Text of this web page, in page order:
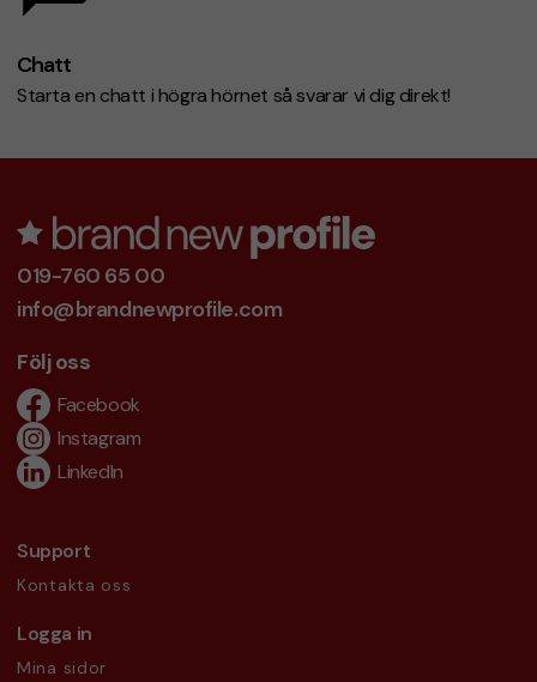
Chatt
Starta en chatt i högra hörnet så svarar vi dig direkt!
019-760 65 00
info@brandnewprofile.com
Följ oss
Facebook
Instagram
LinkedIn
Support
Kontakta oss
Logga in
Mina sidor